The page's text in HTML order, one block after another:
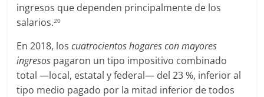
ingresos que dependen principalmente de los
salarios.20
En 2018, loscuatrocientos hogares con mayores
ingresos pagaron un tipo impositivo combinado
total —local, estatal y federal— del 23 %, inferior al
tipo medio pagado por la mitad inferior de todos